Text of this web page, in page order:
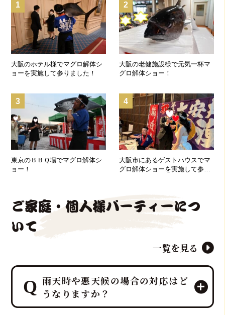
1
大阪のホテル様でマグロ解体シ
ョーを実施して参りました！
2
大阪の老健施設様で元気一杯マ
グロ解体ショー！
3
東京のＢＢＱ場でマグロ解体シ
ョー！
4
大阪市にあるゲストハウスでマ
グロ解体ショーを実施して参り
ご家庭・個人様パーティーにつ
いて
一覧を見る
雨天時や悪天候の場合の対応はど
うなりますか？